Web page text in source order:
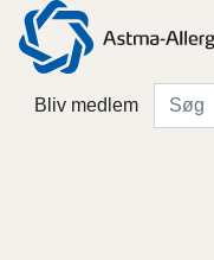
Bliv medlem